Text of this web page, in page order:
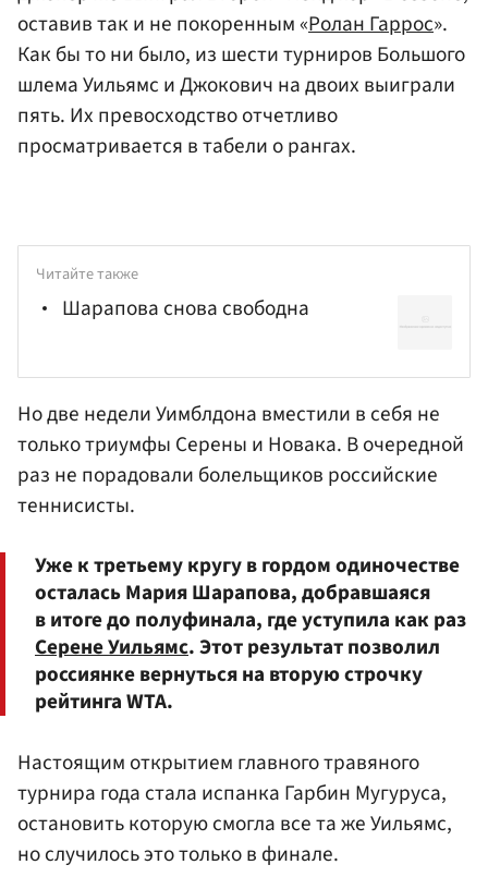
оставив так и не покоренным «Ролан Гаррос».
Как бы то ни было, из шести турниров Большого
шлема Уильямс и Джокович на двоих выиграли
пять. Их превосходство отчетливо
просматривается в табели о рангах.
Читайте также
Шарапова снова свободна
Но две недели Уимблдона вместили в себя не
только триумфы Серены и Новака. В очередной
раз не порадовали болельщиков российские
теннисисты.
Уже к третьему кругу в гордом одиночестве
осталась Мария Шарапова, добравшаяся
в итоге до полуфинала, где уступила как раз
Серене Уильямс. Этот результат позволил
россиянке вернуться на вторую строчку
рейтинга WTA.
Настоящим открытием главного травяного
турнира года стала испанка Гарбин Мугуруса,
остановить которую смогла все та же Уильямс,
но случилось это только в финале.